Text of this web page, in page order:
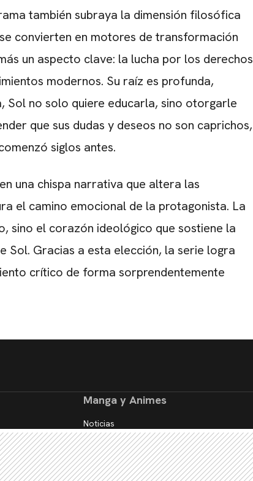
también subraya la dimensión filosófica
convierten en motores de transformación
un aspecto clave: la lucha por los derechos
modernos. Su raíz es profunda,
Sol no solo quiere educarla, sino otorgarle
que sus dudas y deseos no son caprichos,
siglos antes.
una chispa narrativa que altera las
el camino emocional de la protagonista. La
sino el corazón ideológico que sostiene la
Sol. Gracias a esta elección, la serie logra
crítico de forma sorprendentemente
Manga y Animes
Noticias
Reseñas